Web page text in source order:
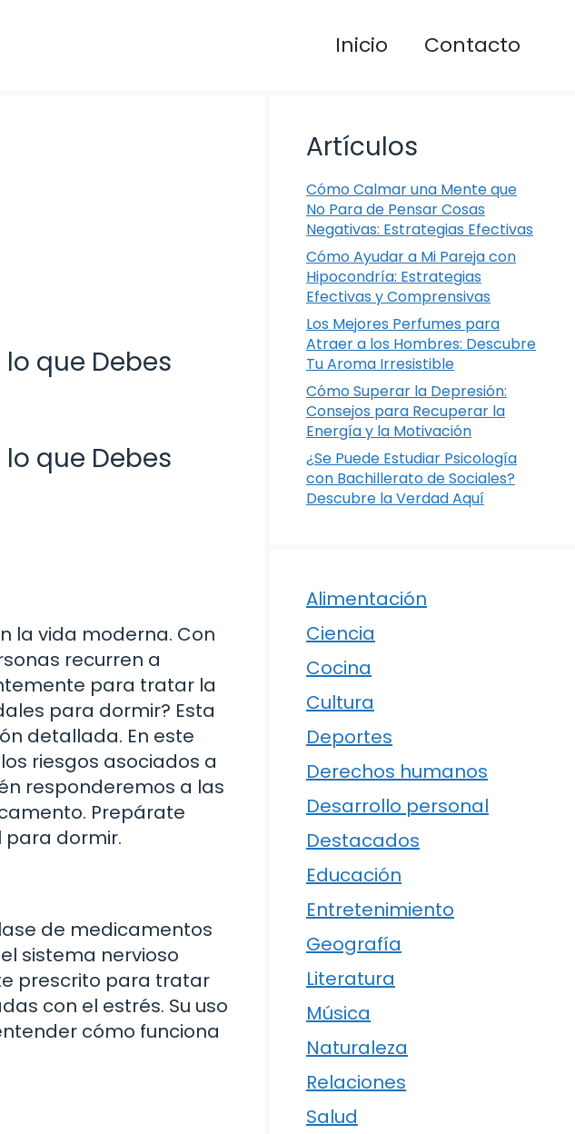
Inicio Contacto
que Debes
que Debes
la vida moderna. Con
recurren a
para tratar la
para dormir? Esta
detallada. En este
riesgos asociados a
responderemos a las
Prepárate
para dormir.
de medicamentos
sistema nervioso
prescrito para tratar
con el estrés. Su uso
cómo funciona
Artículos
Cómo Calmar una Mente que
No Para de Pensar Cosas
Negativas: Estrategias Efectivas
Cómo Ayudar a Mi Pareja con
Hipocondría: Estrategias
Efectivas y Comprensivas
Los Mejores Perfumes para
Atraer a los Hombres: Descubre
Tu Aroma Irresistible
Cómo Superar la Depresión:
Consejos para Recuperar la
Energía y la Motivación
¿Se Puede Estudiar Psicología
con Bachillerato de Sociales?
Descubre la Verdad Aquí
Alimentación
Ciencia
Cocina
Cultura
Deportes
Derechos humanos
Desarrollo personal
Destacados
Educación
Entretenimiento
Geografía
Literatura
Música
Naturaleza
Relaciones
Salud